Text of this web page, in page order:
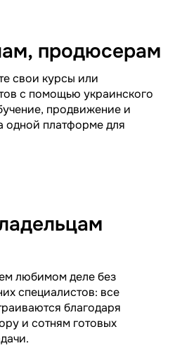
продюсерам
свои курсы или
с помощью украинского
продвижение и
одной платформе для
любимом деле без
специалистов: все
благодаря
и сотням готовых